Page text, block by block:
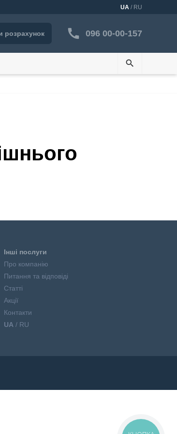
UA / RU
розрахунок 096 00-00-157
search
Інші послуги
Про компанію
Питання та відповіді
Статті
Акції
Контакти
UA/ RU